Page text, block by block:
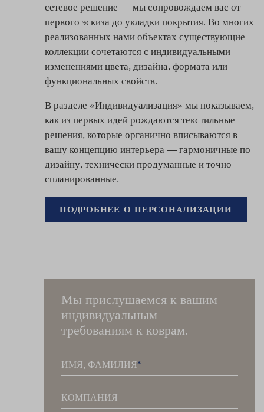
сетевое решение — мы сопровождаем вас от
первого эскиза до укладки покрытия. Во многих
реализованных нами объектах существующие
коллекции сочетаются с индивидуальными
изменениями цвета, дизайна, формата или
функциональных свойств.
В разделе «Индивидуализация» мы показываем,
как из первых идей рождаются текстильные
решения, которые органично вписываются в
вашу концепцию интерьера — гармоничные по
дизайну, технически продуманные и точно
спланированные.
ПОДРОБНЕЕ О ПЕРСОНАЛИЗАЦИИ
Мы прислушаемся к вашим
индивидуальным
требованиям к коврам.
ИМЯ, ФАМИЛИЯ
КОМПАНИЯ